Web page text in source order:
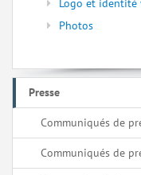
Logo et identité
Photos
Presse
Communiqués de
Communiqués de